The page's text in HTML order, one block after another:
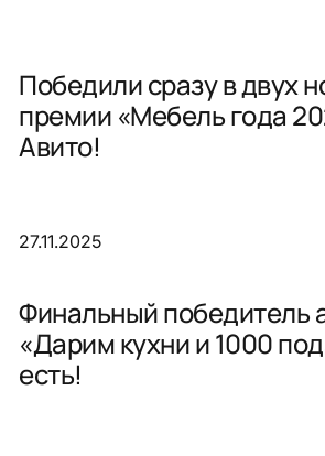
Победили сразу в двух
премии «Мебель года
Авито!
27.11.2025
Финальный победитель
«Дарим кухни и 1000
есть!